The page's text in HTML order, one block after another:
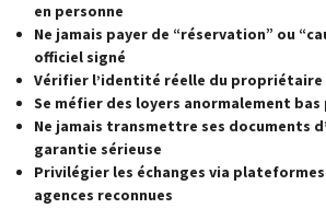
en personne
Ne jamais payer de “réservation” ou
officiel signé
Vérifier l’identité réelle du propriétaire
Se méfier des loyers anormalement
Ne jamais transmettre ses documents
garantie sérieuse
Privilégier les échanges via
agences reconnues